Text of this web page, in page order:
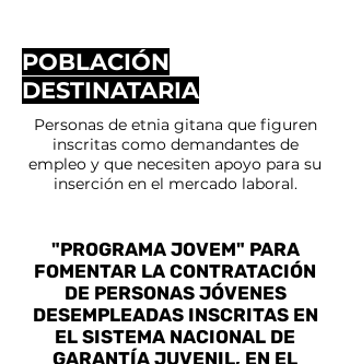
POBLACIÓN
DESTINATARIA
Personas de etnia gitana que figuren
inscritas como demandantes de
empleo y que necesiten apoyo para su
inserción en el mercado laboral.
"PROGRAMA JOVEM" PARA
FOMENTAR LA CONTRATACIÓN
DE PERSONAS JÓVENES
DESEMPLEADAS INSCRITAS EN
EL SISTEMA NACIONAL DE
GARANTÍA JUVENIL, EN EL